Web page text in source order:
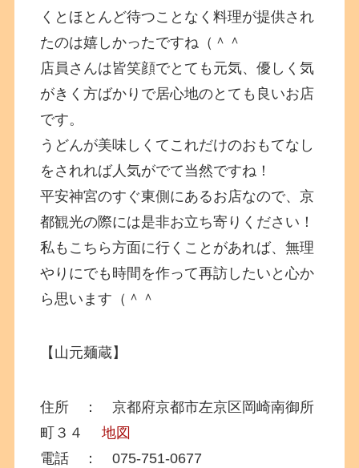
くとほとんど待つことなく料理が提供され
たのは嬉しかったですね（＾＾
店員さんは皆笑顔でとても元気、優しく気
がきく方ばかりで居心地のとても良いお店
です。
うどんが美味しくてこれだけのおもてなし
をされれば人気がでて当然ですね！
平安神宮のすぐ東側にあるお店なので、京
都観光の際には是非お立ち寄りください！
私もこちら方面に行くことがあれば、無理
やりにでも時間を作って再訪したいと心か
ら思います（＾＾
【山元麺蔵】
住所 ： 京都府京都市左京区岡崎南御所
町３４地図
電話 ： 075-751-0677